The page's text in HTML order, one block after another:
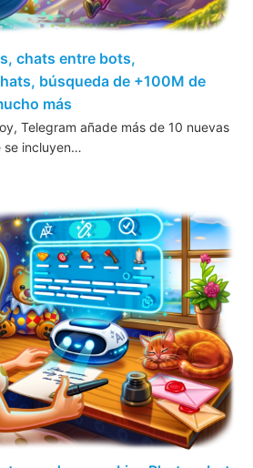
chats entre bots,
búsqueda de +100M de
más
Telegram añade más de 10 nuevas
se incluyen…